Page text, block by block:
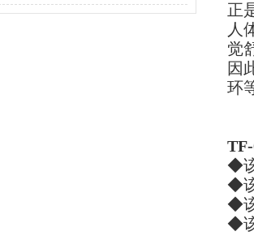
正
人
觉
因
环
◆
◆
◆
◆